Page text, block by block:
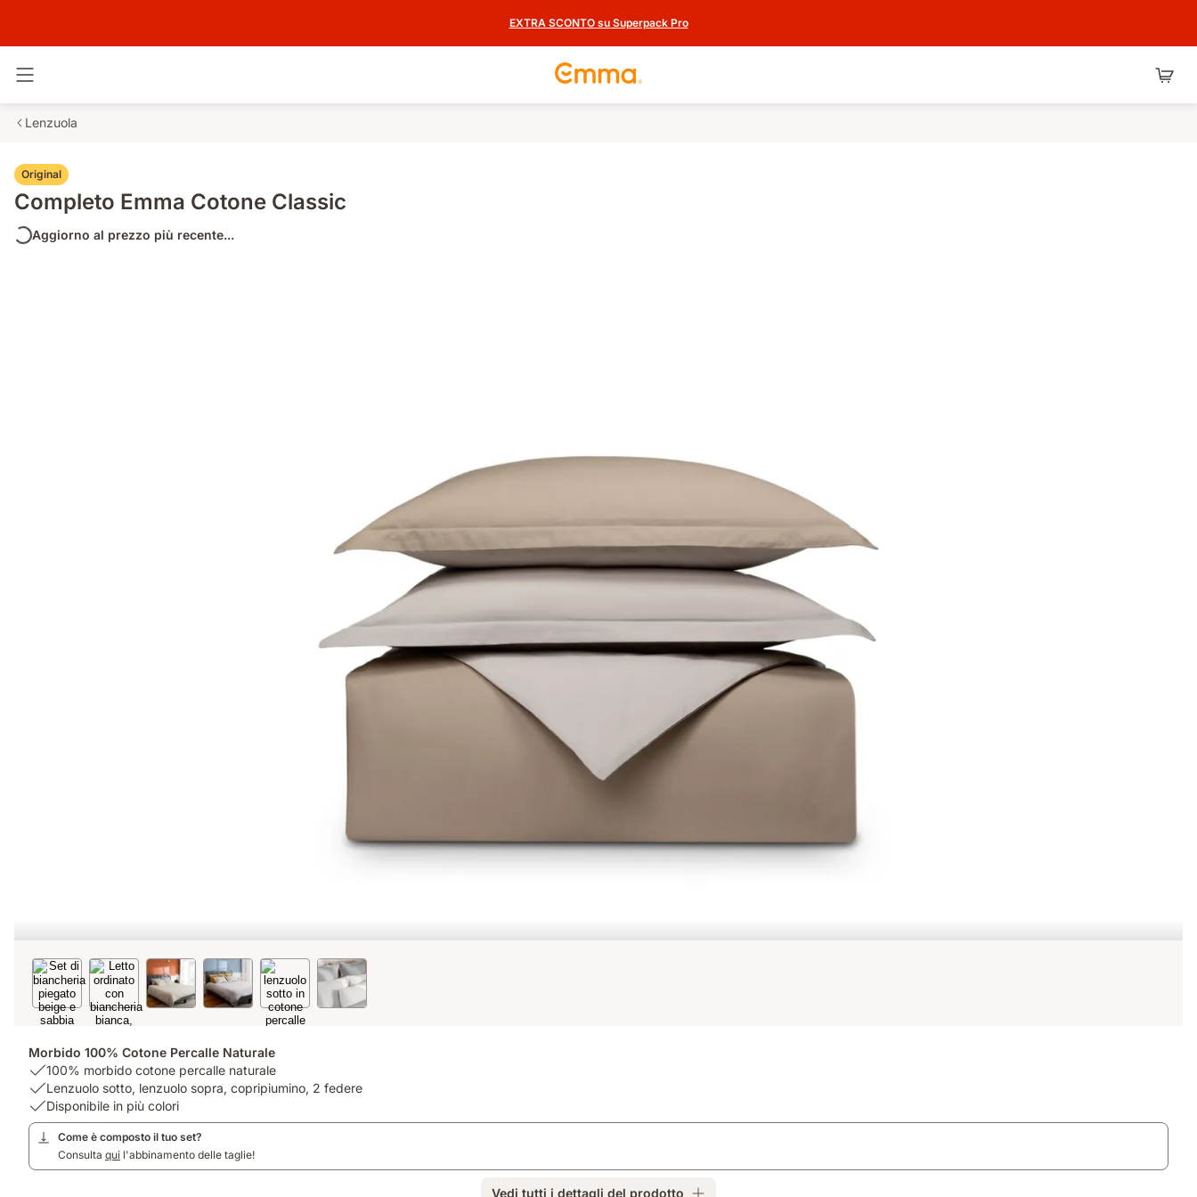
EXTRA SCONTO su Superpack Pro
Lenzuola
Original
Completo Emma Cotone Classic
Aggiorno al prezzo più recente...
Morbido 100% Cotone Percalle Naturale
USP
1:
100%
morbido
cotone
percalle
100% morbido cotone percalle naturale
USP
2:
Lenzuolo
sotto,
lenzuolo
Lenzuolo sotto, lenzuolo sopra, copripiumino, 2 federe
USP
3:
Disponibile
Disponibile in più colori
Come è composto il tuo set?
Consulta qui l'abbinamento delle taglie!
Vedi tutti i dettagli del prodotto